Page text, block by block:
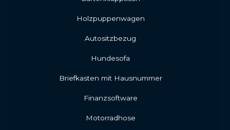
Holzpuppenwagen
Autositzbezug
Hundesofa
Briefkasten mit Hausnummer
Finanzsoftware
Motorradhose